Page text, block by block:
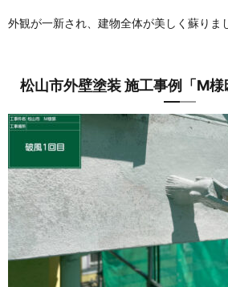
外観が一新され、建物全体が美しく蘇りま
松山市外壁塗装 施工事例「M